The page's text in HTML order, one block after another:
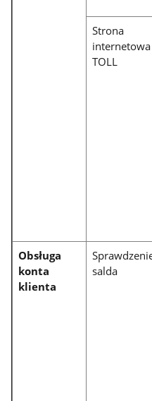
Strona
TOLL
Obsługa
konta
klienta
salda